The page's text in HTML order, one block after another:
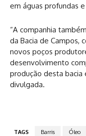
em águas profundas
“A companhia
da Bacia de Campos,
novos poços
desenvolvimento
produção desta bacia
divulgada.
TAGS Barris Óleo